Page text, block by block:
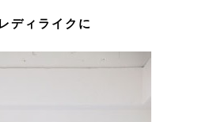
ディライクに